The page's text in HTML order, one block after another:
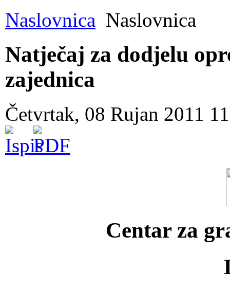
Naslovnica Naslovnica
Natječaj za dodjelu
zajednica
Četvrtak, 08 Rujan 2011
Centar za